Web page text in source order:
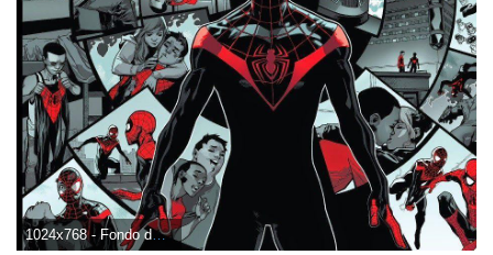
1024x768 - Fondo de pantalla de 1024x768. Fondo para computadora de Miles Morales.